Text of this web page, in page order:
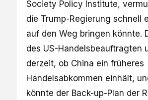
Society Policy Institute,
die Trump-Regierung schnell
auf den Weg bringen könnte.
des US-Handelsbeauftragten
derzeit, ob China ein früheres
Handelsabkommen einhält,
könnte der Back-up-Plan der